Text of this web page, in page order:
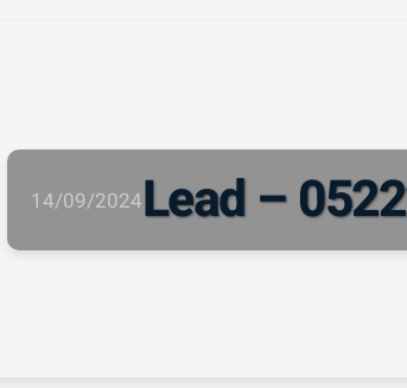
Lead –
14/09/2024